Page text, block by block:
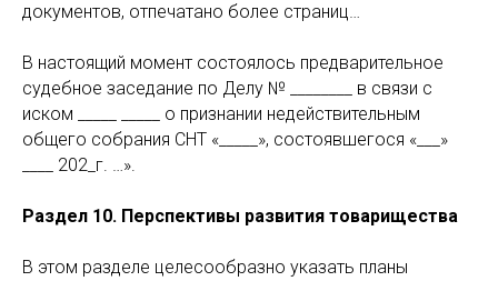
документов, отпечатано более страниц…
В настоящий момент состоялось предварительное
судебное заседание по Делу № ________ в связи с
иском _____ _____ о признании недействительным
общего собрания СНТ «_____», состоявшегося «___»
____ 202_г. …».
Раздел 10. Перспективы развития товарищества
В этом разделе целесообразно указать планы